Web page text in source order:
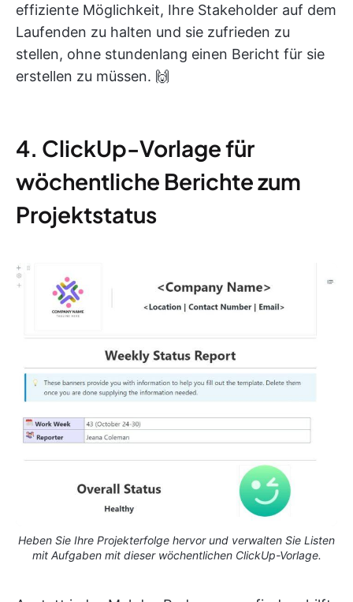
effiziente Möglichkeit, Ihre Stakeholder auf dem
Laufenden zu halten und sie zufrieden zu
stellen, ohne stundenlang einen Bericht für sie
erstellen zu müssen. 🙌
4. ClickUp-Vorlage für
wöchentliche Berichte zum
Projektstatus
Heben Sie Ihre Projekterfolge hervor und verwalten Sie Listen
mit Aufgaben mit dieser wöchentlichen ClickUp-Vorlage.